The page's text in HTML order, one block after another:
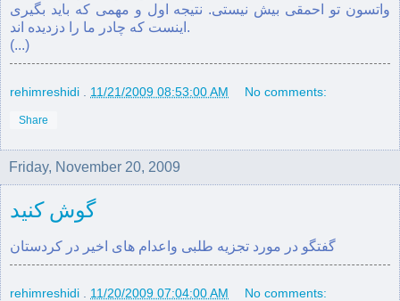
واتسون تو احمقی بيش نيستی. نتيجه اول و مهمی كه بايد بگيری
اينست كه چادر ما را دزديده اند.
(...)
rehimreshidi 11/21/2009 08:53:00 AM No comments:
Share
Friday, November 20, 2009
گوش کنید
گفتگو در مورد تجزیه‌ طلبی واعدام های اخیر در کردستان
rehimreshidi 11/20/2009 07:04:00 AM No comments: